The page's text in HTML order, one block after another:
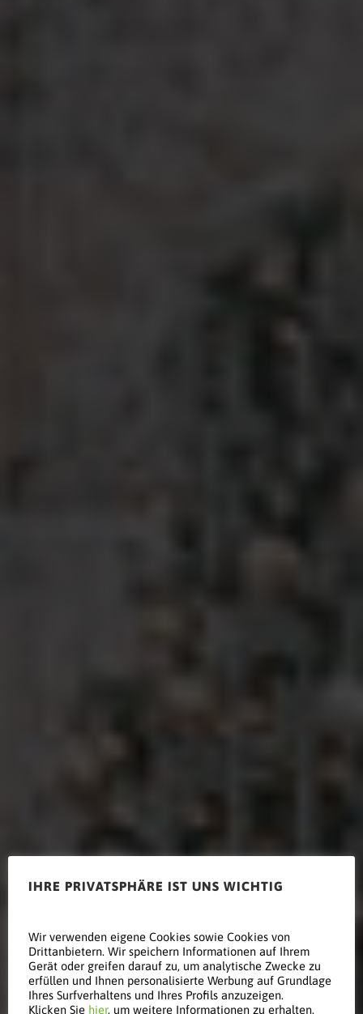
Einzelhandel
IHRE PRIVATSPHÄRE IST UNS WICHTIG
Wir verwenden eigene Cookies sowie Cookies von
Drittanbietern. Wir speichern Informationen auf Ihrem
Gerät oder greifen darauf zu, um analytische Zwecke zu
erfüllen und Ihnen personalisierte Werbung auf Grundlage
Ihres Surfverhaltens und Ihres Profils anzuzeigen.
Klicken Sie hier, um weitere Informationen zu erhalten.